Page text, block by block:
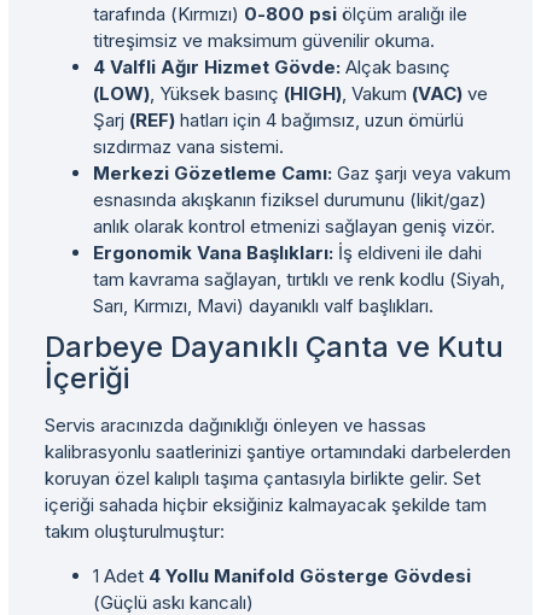
tarafında (Kırmızı) 0-800 psi ölçüm aralığı ile
titreşimsiz ve maksimum güvenilir okuma.
4 Valfli Ağır Hizmet Gövde: Alçak basınç
(LOW), Yüksek basınç (HIGH), Vakum (VAC) ve
Şarj (REF) hatları için 4 bağımsız, uzun ömürlü
sızdırmaz vana sistemi.
Merkezi Gözetleme Camı: Gaz şarjı veya vakum
esnasında akışkanın fiziksel durumunu (likit/gaz)
anlık olarak kontrol etmenizi sağlayan geniş vizör.
Ergonomik Vana Başlıkları: İş eldiveni ile dahi
tam kavrama sağlayan, tırtıklı ve renk kodlu (Siyah,
Sarı, Kırmızı, Mavi) dayanıklı valf başlıkları.
Darbeye Dayanıklı Çanta ve Kutu
İçeriği
Servis aracınızda dağınıklığı önleyen ve hassas
kalibrasyonlu saatlerinizi şantiye ortamındaki darbelerden
koruyan özel kalıplı taşıma çantasıyla birlikte gelir. Set
içeriği sahada hiçbir eksiğiniz kalmayacak şekilde tam
takım oluşturulmuştur:
1 Adet 4 Yollu Manifold Gösterge Gövdesi
(Güçlü askı kancalı)